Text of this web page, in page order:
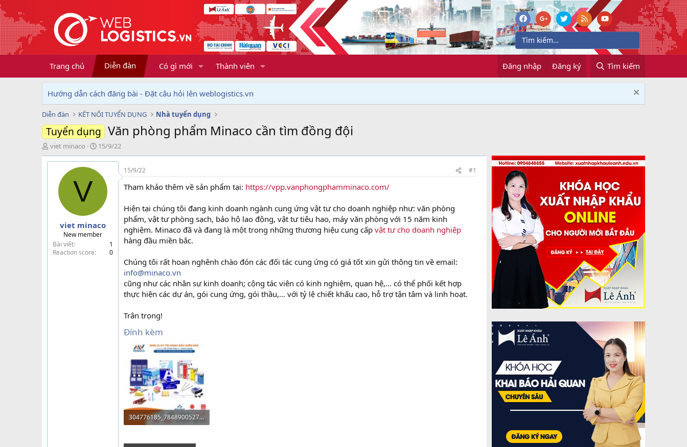
Trang chủ Diễn đàn Có gì mới Thành viên Đăng nhập Đăng ký Tìm kiếm
Hướng dẫn cách đăng bài - Đặt câu hỏi lên weblogistics.vn
Diễn đàn KẾT NỐI TUYỂN DỤNG Nhà tuyển dụng
Tuyển dụng Văn phòng phẩm Minaco cần tìm đồng đội
T
h
r
viet minaco
N
g
à
y
15/9/22
V
viet minaco
New member
Bài viết
1
Reaction score
0
15/9/22 #1
Tham khảo thêm về sản phẩm tại: https://vpp.vanphongphamminaco.com/
Hiện tại chúng tôi đang kinh doanh ngành cung ứng vật tư cho doanh nghiệp như: văn phòng
phẩm, vật tư phòng sạch, bảo hộ lao động, vật tư tiêu hao, máy văn phòng với 15 năm kinh
nghiệm. Minaco đã và đang là một trong những thương hiệu cung cấp vật tư cho doanh nghiệp
hàng đầu miền bắc.
Chúng tôi rất hoan nghênh chào đón các đối tác cung ứng có giá tốt xin gửi thông tin về email:
info@minaco.vn
cũng như các nhân sự kinh doanh; cộng tác viên có kinh nghiệm, quan hệ,... có thể phối kết hợp
thực hiện các dự án, gói cung ứng, gói thầu,... với tỷ lệ chiết khấu cao, hỗ trợ tận tâm và linh hoạt.
Trân trọng!
Đính kèm
304776185_784890052754209_972941759261821464_n.jpg